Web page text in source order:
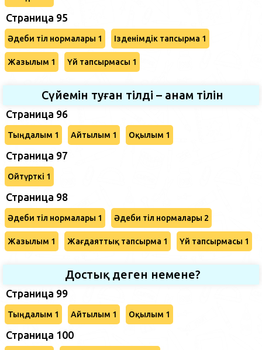
Страница 95
Әдеби тіл нормалары 1 Ізденімдік тапсырма 1
Жазылым 1 Үй тапсырмасы 1
Сүйемін туған тілді – анам тілін
Страница 96
Тыңдалым 1 Айтылым 1 Оқылым 1
Страница 97
Ойтүрткі 1
Страница 98
Әдеби тіл нормалары 1 Әдеби тіл нормалары 2
Жазылым 1 Жағдаяттық тапсырма 1 Үй тапсырмасы 1
Достық деген немене?
Страница 99
Тыңдалым 1 Айтылым 1 Оқылым 1
Страница 100